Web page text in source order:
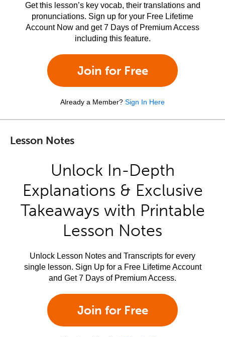
Get this lesson’s key vocab, their translations and
pronunciations. Sign up for your Free Lifetime
Account Now and get 7 Days of Premium Access
including this feature.
Join for Free
Already a Member? Sign In Here
Lesson Notes
Unlock In-Depth
Explanations & Exclusive
Takeaways with Printable
Lesson Notes
Unlock Lesson Notes and Transcripts for every
single lesson. Sign Up for a Free Lifetime Account
and Get 7 Days of Premium Access.
Join for Free